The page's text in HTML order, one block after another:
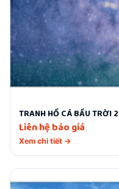
TRANH HỒ CÁ BẦU TRỜI 2
Liên hệ báo giá
Xem chi tiết →